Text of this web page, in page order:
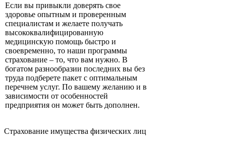
Если вы привыкли доверять свое
здоровье опытным и проверенным
специалистам и желаете получать
высококвалифицированную
медицинскую помощь быстро и
своевременно, то наши программы
страхование – то, что вам нужно. В
богатом разнообразии последних вы без
труда подберете пакет с оптимальным
перечнем услуг. По вашему желанию и в
зависимости от особенностей
предприятия он может быть дополнен.
Страхование имущества физических лиц